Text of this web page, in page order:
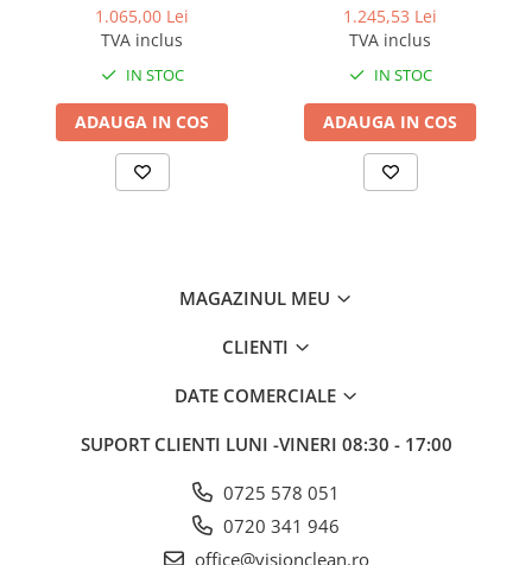
Saci menajeri
Sisteme, ustensile spalat
Produse hoteliere
Accesorii hoteliere
Carucioare camerista hotel
Gama de cosmetice hoteliere
Gama de cosmetice hoteliere Dove
Gama de cosmetice hoteliere
Gama de cosmetice hoteliere I Am
Gama de cosmetice hoteliere Lux
Gama de cosmetice hoteliere
XP-R
1.065,00 Lei
TVA inclus
IN STOC
ADAUGA IN COS
15" / 38 cm - TASKI swingo
XP-R
1.245,53 Lei
TVA inclus
IN STOC
ADAUGA IN COS
MAGAZINUL MEU
CLIENTI
DATE COMERCIALE
SUPORT CLIENTI LUNI -VINERI 08:30 - 17:00
0725 578 051
0720 341 946
office@visionclean.ro